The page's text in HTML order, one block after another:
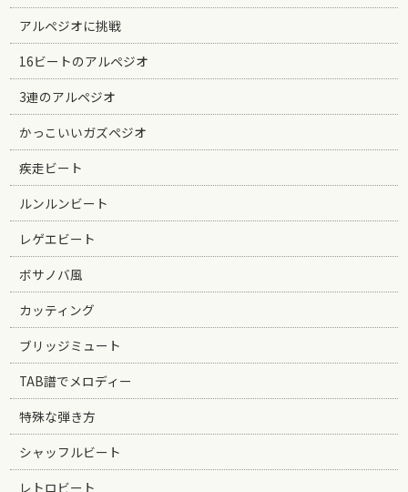
アルペジオに挑戦
16ビートのアルペジオ
3連のアルペジオ
かっこいいガズペジオ
疾走ビート
ルンルンビート
レゲエビート
ボサノバ風
カッティング
ブリッジミュート
TAB譜でメロディー
特殊な弾き方
シャッフルビート
レトロビート